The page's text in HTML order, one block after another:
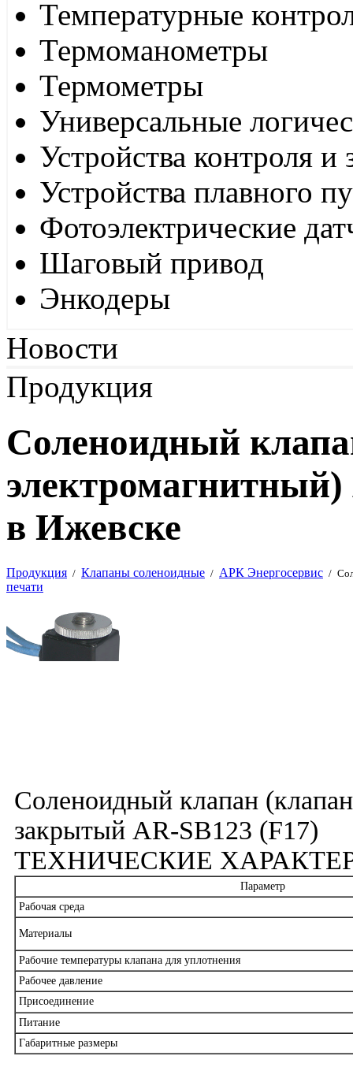
Температурные
Термоманометры
Термометры
Универсальные
Устройства контроля
Устройства плавного
Фотоэлектрические
Шаговый привод
Энкодеры
Новости
Продукция
Соленоидный
в Ижевске
Продукция / Клапаны соленоидные / АРК Энергосервис /
печати
Соленоидный клапан
закрытый AR-SB123 (F17)
ТЕХНИЧЕСКИЕ
Параметр
Рабочая среда
Материалы
Рабочие температуры клапана для уплотнения
Рабочее давление
Присоединение
Питание
Габаритные размеры